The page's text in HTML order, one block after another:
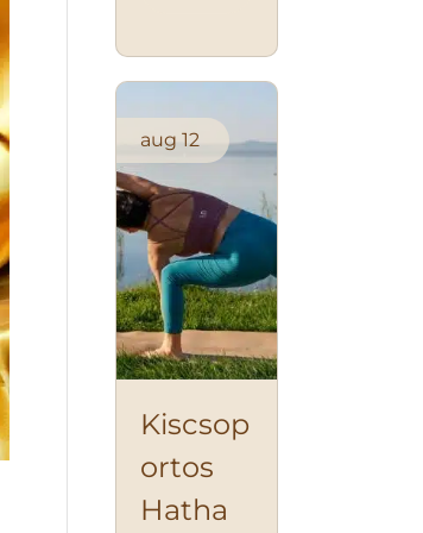
aug 12
Kiscsop
ortos
Hatha